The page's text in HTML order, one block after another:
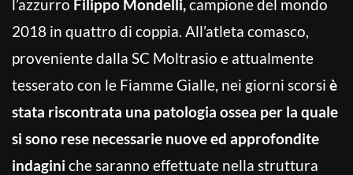
l’azzurro Filippo Mondelli,campione del mondo
2018 in quattro di coppia. All’atleta comasco,
proveniente dalla SC Moltrasio e attualmente
tesserato con le Fiamme Gialle, nei giorni scorsi è
stata riscontrata una patologia ossea per la quale
si sono rese necessarie nuove ed approfondite
indagini che saranno effettuate nella struttura